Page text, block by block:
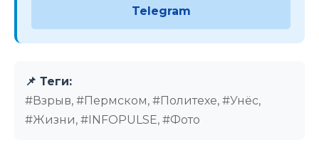
Telegram
📌 Теги:
#Взрыв, #Пермском, #Политехе, #Унёс,
#Жизни, #INFOPULSE, #Фото